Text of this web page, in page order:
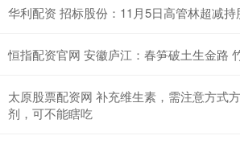
华利配资 招标股份：11月5日高管林超减持
恒指配资官网 安徽庐江：春笋破土生金路
太原股票配资网 补充维生素，需注意方式
剂，可不能瞎吃